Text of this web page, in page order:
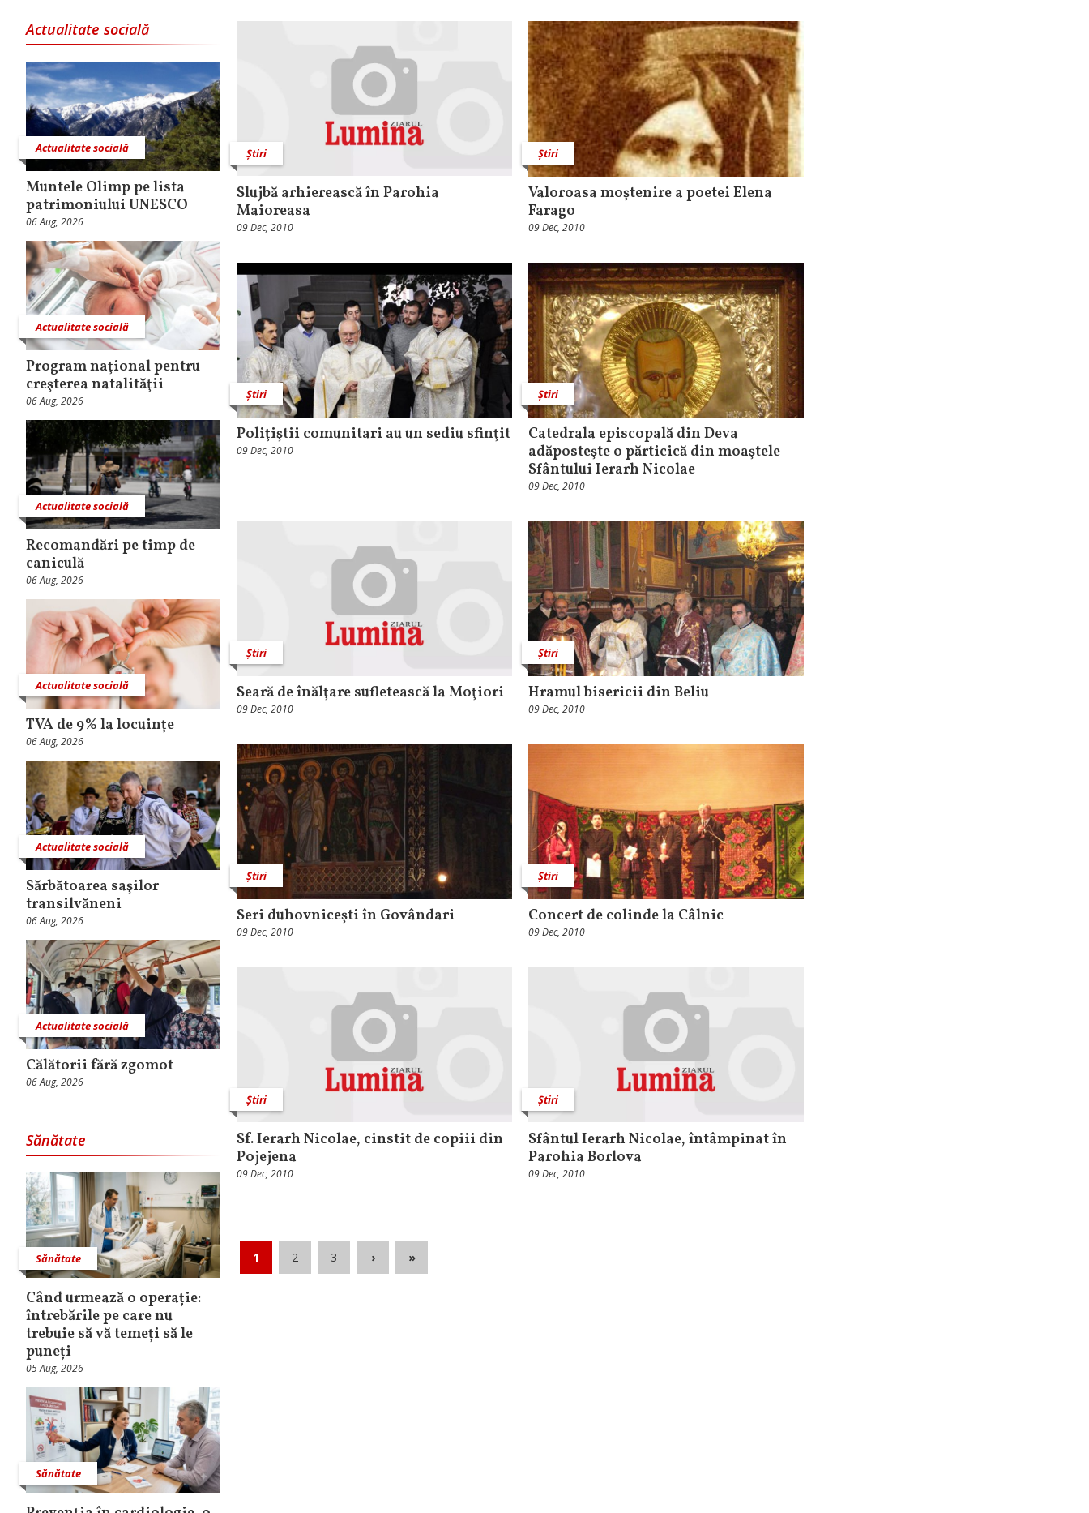
Actualitate socială
Actualitate socială
Muntele Olimp pe lista
patrimoniului UNESCO
06 Aug, 2026
Actualitate socială
Program naţional pentru
creşterea natalităţii
06 Aug, 2026
Actualitate socială
Recomandări pe timp de
caniculă
06 Aug, 2026
Actualitate socială
TVA de 9% la locuinţe
06 Aug, 2026
Actualitate socială
Sărbătoarea saşilor
transilvăneni
06 Aug, 2026
Actualitate socială
Călătorii fără zgomot
06 Aug, 2026
Sănătate
Sănătate
Când urmează o operație:
întrebările pe care nu
trebuie să vă temeți să le
puneți
05 Aug, 2026
Sănătate
Știri
Slujbă arhierească în Parohia
Maioreasa
09 Dec, 2010
Știri
Valoroasa moştenire a poetei Elena
Farago
09 Dec, 2010
Știri
Poliţiştii comunitari au un sediu sfinţit
09 Dec, 2010
Știri
Catedrala episcopală din Deva
adăposteşte o părticică din moaştele
Sfântului Ierarh Nicolae
09 Dec, 2010
Știri
Seară de înălţare sufletească la Moţiori
09 Dec, 2010
Știri
Hramul bisericii din Beliu
09 Dec, 2010
Știri
Seri duhovniceşti în Govândari
09 Dec, 2010
Știri
Concert de colinde la Câlnic
09 Dec, 2010
Știri
Sf. Ierarh Nicolae, cinstit de copiii din
Pojejena
09 Dec, 2010
Știri
Sfântul Ierarh Nicolae, întâmpinat în
Parohia Borlova
09 Dec, 2010
1 2 3 › »